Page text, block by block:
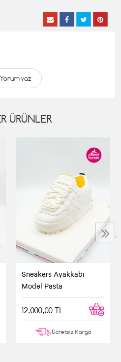
Yorum yaz
ÜRÜNLER
Sneakers Ayakkabı
Model Pasta
12.000,00 TL
Ücretsiz Kargo
›